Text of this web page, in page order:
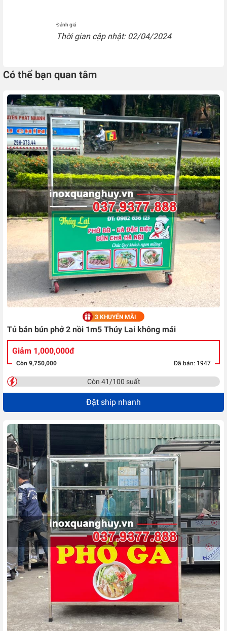
Đánh giá
Thời gian cập nhật: 02/04/2024
Có thể bạn quan tâm
3 KHUYẾN MÃI
Tủ bán bún phở 2 nồi 1m5 Thúy Lai không mái
Giảm 1,000,000đ
Còn 9,750,000 Đã bán: 1947
Còn 41/100 suất
Đặt ship nhanh